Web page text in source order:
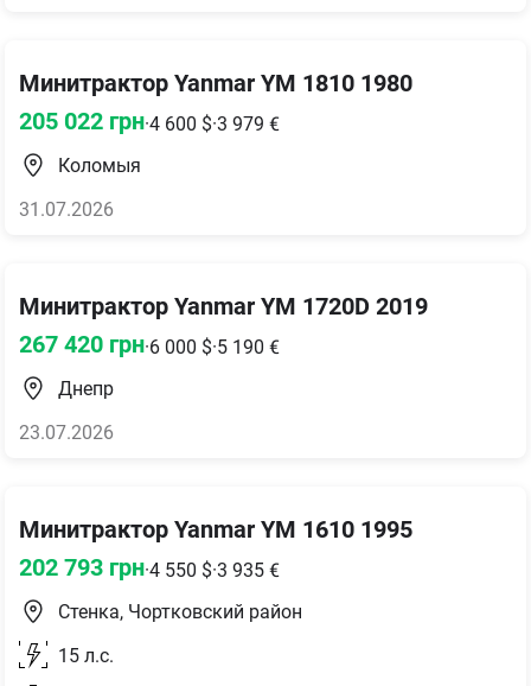
Минитрактор Yanmar YM 1810 1980
205 022 грн·4 600 $·3 979 €
Коломыя
31.07.2026
Минитрактор Yanmar YM 1720D 2019
267 420 грн·6 000 $·5 190 €
Днепр
23.07.2026
Минитрактор Yanmar YM 1610 1995
202 793 грн·4 550 $·3 935 €
Стенка, Чортковский район
15 л.с.